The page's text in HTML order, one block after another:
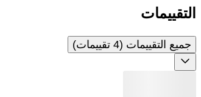
التقييمات
جميع التقييمات (4 تقييمات)